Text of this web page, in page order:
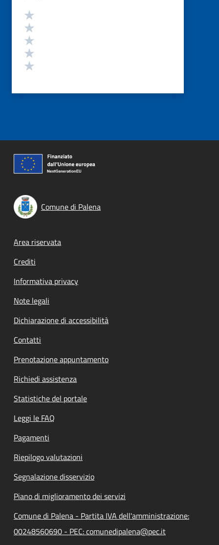
Valutazione
Comune di Palena
Footer menu
Area riservata
Crediti
Informativa privacy
Note legali
Dichiarazione di accessibilità
Contatti
Prenotazione appuntamento
Richiedi assistenza
Statistiche del portale
Leggi le FAQ
Pagamenti
Riepilogo valutazioni
Segnalazione disservizio
Piano di miglioramento dei servizi
Comune di Palena - Partita IVA dell'amministrazione:
00248560690 - PEC: comunedipalena@pec.it